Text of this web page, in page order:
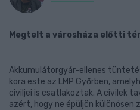
Megtelt a városháza előtti
Akkumulátorgyár-ellenes
kora este az LMP Győrben,
civiljei is csatlakoztak. A civilek
azért, hogy ne épüljön különösen